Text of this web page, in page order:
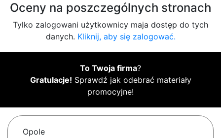
Oceny na poszczególnych stronach
Tylko zalogowani użytkownicy maja dostęp do tych
danych. Kliknij, aby się zalogować.
To Twoja firma?
Gratulacje! Sprawdź jak odebrać materiały
promocyjne!
Opole